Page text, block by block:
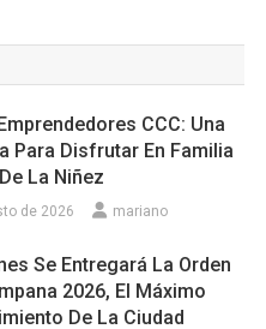
CCC: Una
Para Disfrutar En Familia
La Niñez
de 2026 mariano
Se Entregará La Orden
2026, El Máximo
De La Ciudad